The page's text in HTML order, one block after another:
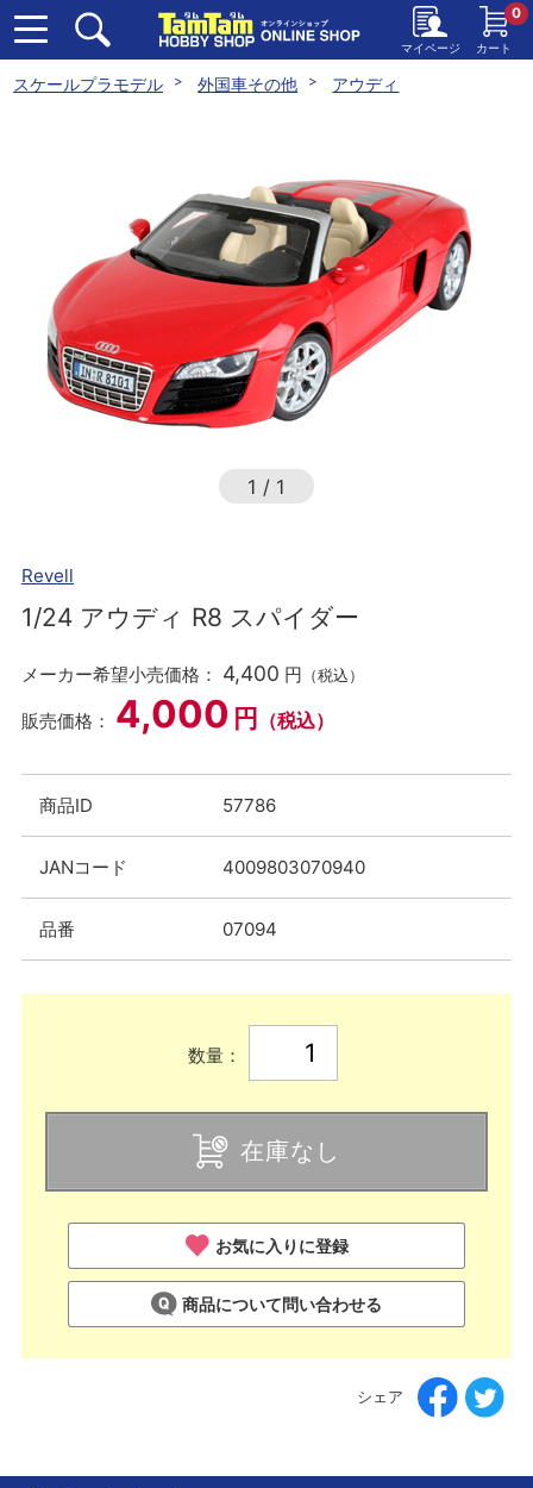
マイページ カート
0
スケールプラモデル 外国車その他 アウディ
1 / 1
Revell
1/24 アウディ R8 スパイダー
メーカー希望小売価格： 4,400 円 （税込）
販売価格： 4,000 円 （税込）
商品ID 57786
JANコード 4009803070940
品番 07094
数量：
在庫なし
お気に入りに登録
商品について問い合わせる
シェア